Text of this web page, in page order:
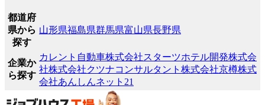
都道府
県から
探す
山形県福島県群馬県富山県長野県
企業か
ら探す
カレント自動車株式会社スターツホテル開発株式会
社株式会社クツナコンサルタント 株式会社京樽株式
会社あんしんネット21